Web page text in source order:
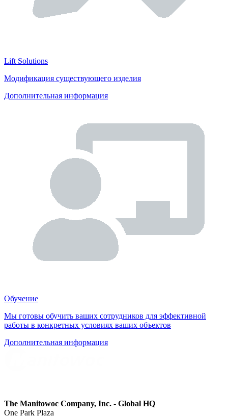
Lift Solutions
Модификация существующего изделия
Дополнительная информация
Обучение
Мы готовы обучить ваших сотрудников для эффективной
работы в конкретных условиях ваших объектов
Дополнительная информация
The Manitowoc Company, Inc. - Global HQ
One Park Plaza